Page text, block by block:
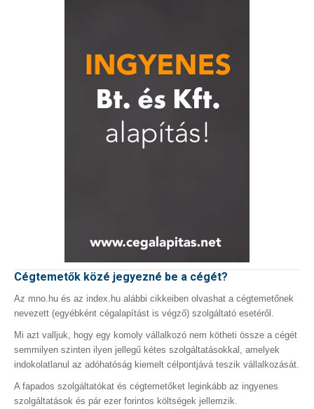
Cégtemetők közé jegyezné be a cégét?
Az mno.hu és az index.hu alábbi cikkeiben olvashat a cégtemetőnek
nevezett (egyébként cégalapítást is végző) szolgáltató esetéről.
Mi azt valljuk, hogy egy komoly vállalkozó nem kötheti össze a cégét
semmilyen szinten ilyen jellegű kétes szolgáltatásokkal, amelyek
indokolatlanul az adóhatóság kiemelt célpontjává teszik vállalkozását.
A fapados szolgáltatókat és cégtemetőket leginkább az ingyenes
szolgáltatások és pár ezer forintos költségek jellemzik.